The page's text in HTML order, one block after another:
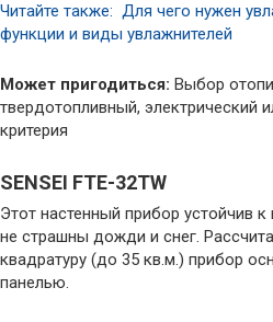
Читайте также: Для чего нужен
функции и виды увлажнителей
Может пригодиться: Выбор
твердотопливный, электрический
критерия
SENSEI FTE-32TW
Этот настенный прибор устойчив к
не страшны дожди и снег.
квадратуру (до 35 кв.м.) прибор
панелью.